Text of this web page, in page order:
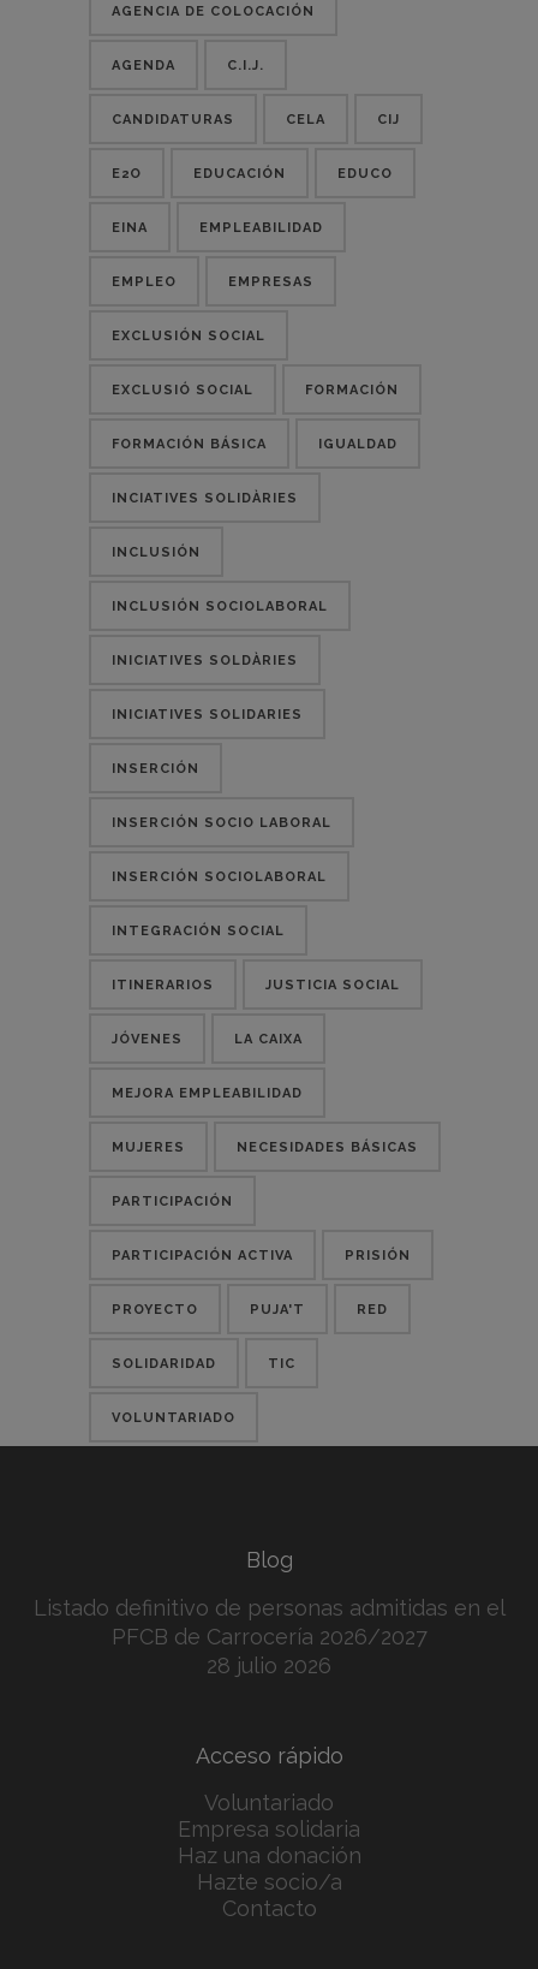
AGENCIA DE COLOCACIÓN
AGENDA C.I.J.
CANDIDATURAS CELA CIJ
E2O EDUCACIÓN EDUCO
EINA EMPLEABILIDAD
EMPLEO EMPRESAS
EXCLUSIÓN SOCIAL
EXCLUSIÓ SOCIAL FORMACIÓN
FORMACIÓN BÁSICA IGUALDAD
INCIATIVES SOLIDÀRIES
INCLUSIÓN
INCLUSIÓN SOCIOLABORAL
INICIATIVES SOLDÀRIES
INICIATIVES SOLIDARIES
INSERCIÓN
INSERCIÓN SOCIO LABORAL
INSERCIÓN SOCIOLABORAL
INTEGRACIÓN SOCIAL
ITINERARIOS JUSTICIA SOCIAL
JÓVENES LA CAIXA
MEJORA EMPLEABILIDAD
MUJERES NECESIDADES BÁSICAS
PARTICIPACIÓN
PARTICIPACIÓN ACTIVA PRISIÓN
PROYECTO PUJA'T RED
SOLIDARIDAD TIC
VOLUNTARIADO
Blog
Listado definitivo de personas admitidas en el
PFCB de Carrocería 2026/2027
28 julio 2026
Acceso rápido
Voluntariado
Empresa solidaria
Haz una donación
Hazte socio/a
Contacto